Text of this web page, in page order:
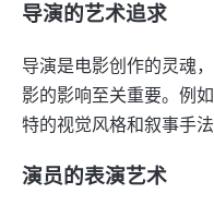
导演的艺术追求
导演是电影创作的灵魂
影的影响至关重要。例
特的视觉风格和叙事手
演员的表演艺术